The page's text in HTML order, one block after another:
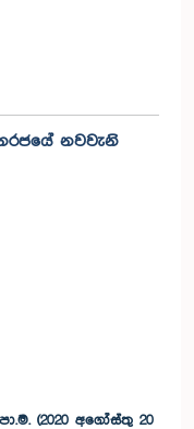
නවවැනි
(2020 අගෝස්තු 20